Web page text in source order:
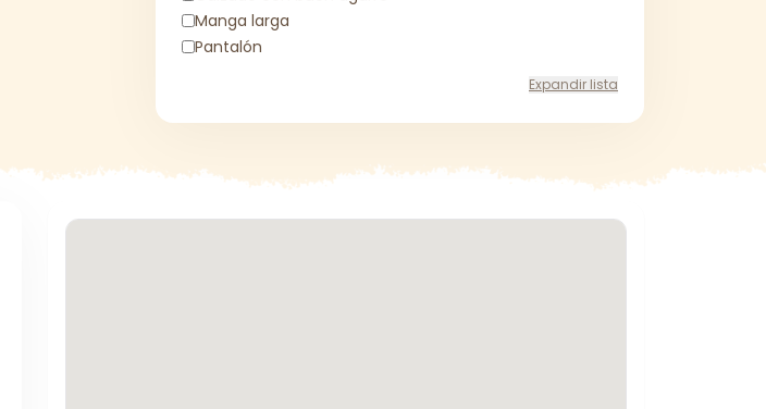
Manga larga
Pantalón
Expandir lista